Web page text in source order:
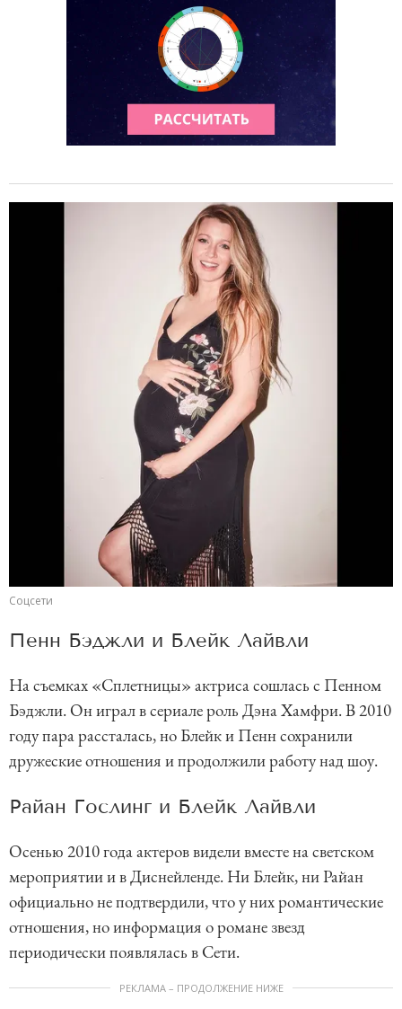
Соцсети
Пенн Бэджли и Блейк Лайвли
На съемках «Сплетницы» актриса сошлась с Пенном
Бэджли. Он играл в сериале роль Дэна Хамфри. В 2010
году пара рассталась, но Блейк и Пенн сохранили
дружеские отношения и продолжили работу над шоу.
Райан Гослинг и Блейк Лайвли
Осенью 2010 года актеров видели вместе на светском
мероприятии и в Диснейленде. Ни Блейк, ни Райан
официально не подтвердили, что у них романтические
отношения, но информация о романе звезд
периодически появлялась в Сети.
РЕКЛАМА – ПРОДОЛЖЕНИЕ НИЖЕ